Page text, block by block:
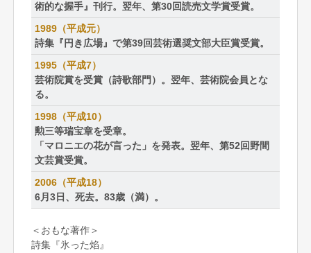
術的な握手』刊行。翌年、第30回読売文学賞受賞。
1989（平成元）
詩集『円き広場』で第39回芸術選奨文部大臣賞受賞。
1995（平成7）
芸術院賞を受賞（詩歌部門）。翌年、芸術院会員とな
る。
1998（平成10）
勲三等瑞宝章を受章。
「マロニエの花が言った」を発表。翌年、第52回野間
文芸賞受賞。
2006（平成18）
6月3日、死去。83歳（満）。
＜おもな著作＞
詩集『氷った焰』